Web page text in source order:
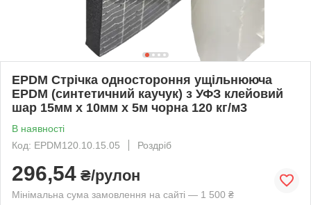
EPDM Стрічка одностороння ущільнююча
EPDM (синтетичний каучук) з УФЗ клейовий
шар 15мм х 10мм х 5м чорна 120 кг/м3
В наявності
Код: EPDM120.10.15.05
Роздріб
296,54 ₴/рулон
Мінімальна сума замовлення на сайті — 1 500 ₴